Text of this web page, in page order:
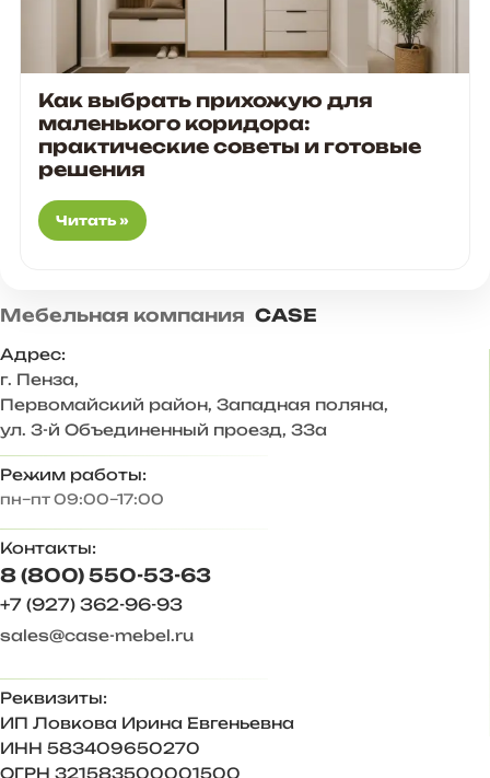
Как выбрать прихожую для
маленького коридора:
практические советы и готовые
решения
Читать »
Мебельная компания CASE
Адрес:
г. Пенза,
Первомайский район, Западная поляна,
ул. 3-й Объединенный проезд, 33а
Режим работы:
пн–пт 09:00–17:00
Контакты:
8 (800) 550-53-63
+7 (927) 362-96-93
sales@case-mebel.ru
Реквизиты:
ИП Ловкова Ирина Евгеньевна
ИНН 583409650270
ОГРН 321583500001500